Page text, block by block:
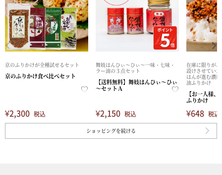
京のふりかけが全種試せるセット
京のふりかけ食べ比べセット
¥2,300 税込
舞妓はんひぃ～ひぃ～一味・七味・
ラー油の３点セット
【送料無料】舞妓はんひぃ～ひぃ
～セットＡ
¥2,150 税込
在庫に限りが
設けさせてい
はんが進む濃
油ふりかけ
【お一人様
ふりかけ
¥648 税込
ショッピングを続ける